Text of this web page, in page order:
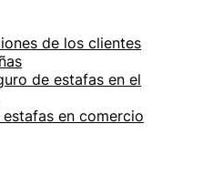
de los clientes
de estafas en el
en comercio